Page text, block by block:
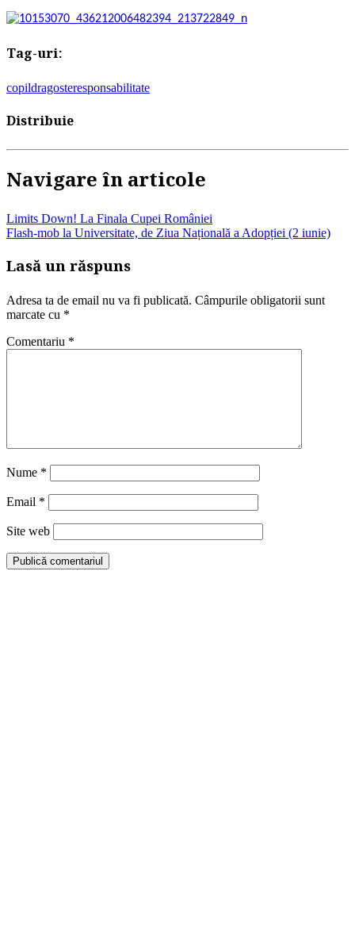
Tag-uri:
copildragosteresponsabilitate
Distribuie
Navigare în articole
Limits Down! La Finala Cupei României
Flash-mob la Universitate, de Ziua Națională a Adopției (2 iunie)
Lasă un răspuns
Adresa ta de email nu va fi publicată. Câmpurile obligatorii sunt
marcate cu *
Comentariu *
Nume *
Email *
Site web